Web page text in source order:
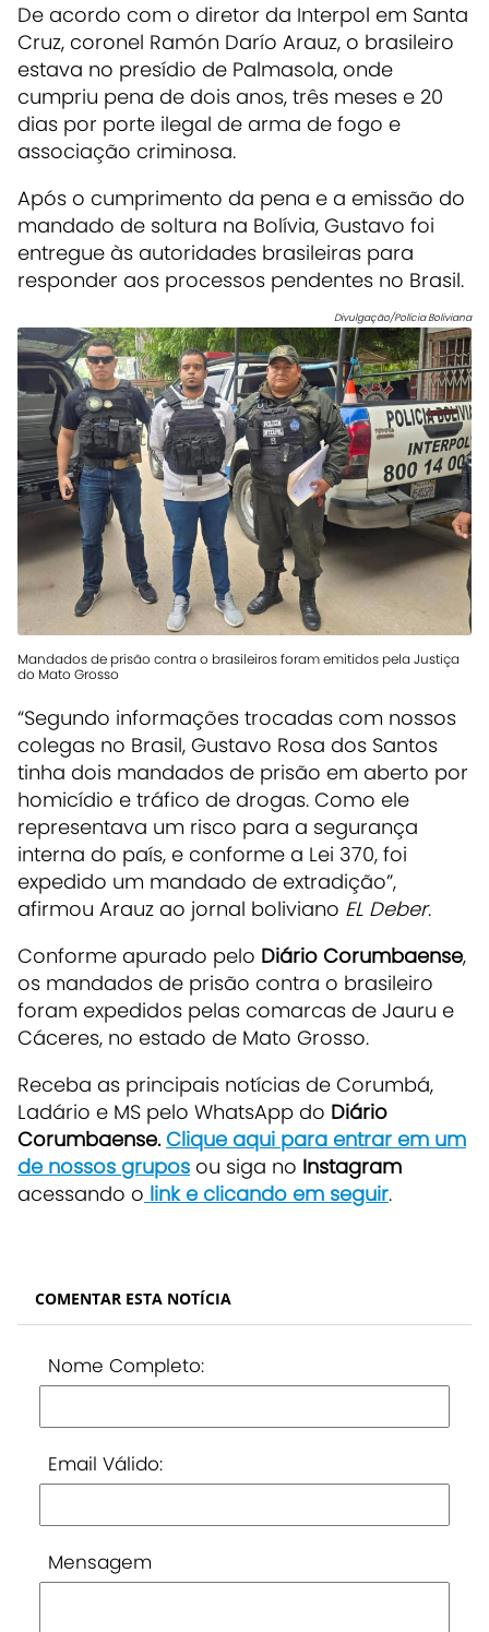
De acordo com o diretor da Interpol em Santa
Cruz, coronel Ramón Darío Arauz, o brasileiro
estava no presídio de Palmasola, onde
cumpriu pena de dois anos, três meses e 20
dias por porte ilegal de arma de fogo e
associação criminosa.
Após o cumprimento da pena e a emissão do
mandado de soltura na Bolívia, Gustavo foi
entregue às autoridades brasileiras para
responder aos processos pendentes no Brasil.
Divulgação/Polícia Boliviana
Mandados de prisão contra o brasileiros foram emitidos pela Justiça
do Mato Grosso
“Segundo informações trocadas com nossos
colegas no Brasil, Gustavo Rosa dos Santos
tinha dois mandados de prisão em aberto por
homicídio e tráfico de drogas. Como ele
representava um risco para a segurança
interna do país, e conforme a Lei 370, foi
expedido um mandado de extradição”,
afirmou Arauz ao jornal boliviano EL Deber.
Conforme apurado pelo Diário Corumbaense,
os mandados de prisão contra o brasileiro
foram expedidos pelas comarcas de Jauru e
Cáceres, no estado de Mato Grosso.
Receba as principais notícias de Corumbá,
Ladário e MS pelo WhatsApp do Diário
Corumbaense.Clique aqui para entrar em um
de nossos grupos ou siga no Instagram
acessando o link e clicando em seguir.
COMENTAR ESTA NOTÍCIA
Nome Completo:
Email Válido:
Mensagem